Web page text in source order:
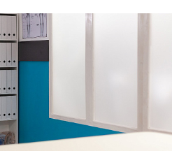
конечном пункте маршрута либо
направляют в бюро находок.
придётся подтвердить
вещи в городском
по телефонам +7 (3513) 666-
в автобусе, +7 (3513) 673-292 –
информацию о забытых
улица Карла Маркса, 2, -
«Автохозяйстве». - Не
ваши вещи уже найдены!»